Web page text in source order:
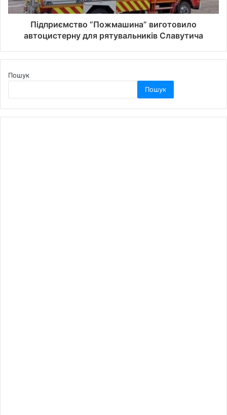
Підприємство “Пожмашина” виготовило
автоцистерну для рятувальників Славутича
Пошук
Пошук